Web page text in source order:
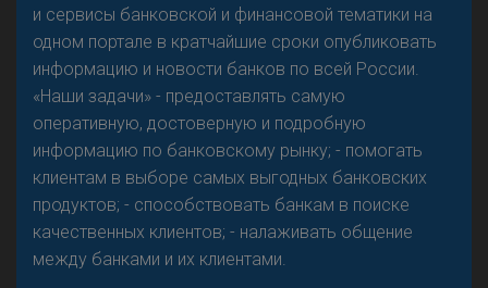
и сервисы банковской и финансовой тематики на
одном портале в кратчайшие сроки опубликовать
информацию и новости банков по всей России.
«Наши задачи» - предоставлять самую
оперативную, достоверную и подробную
информацию по банковскому рынку; - помогать
клиентам в выборе самых выгодных банковских
продуктов; - способствовать банкам в поиске
качественных клиентов; - налаживать общение
между банками и их клиентами.